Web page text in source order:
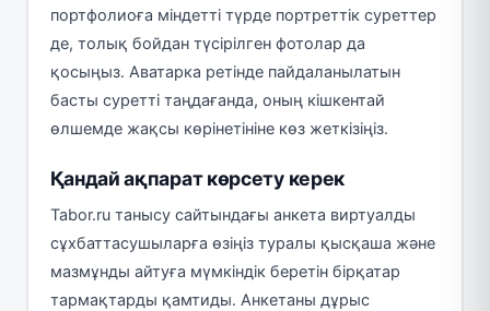
портфолиоға міндетті түрде портреттік суреттер
де, толық бойдан түсірілген фотолар да
қосыңыз. Аватарка ретінде пайдаланылатын
басты суретті таңдағанда, оның кішкентай
өлшемде жақсы көрінетініне көз жеткізіңіз.
Қандай ақпарат көрсету керек
Tabor.ru танысу сайтындағы анкета виртуалды
сұхбаттасушыларға өзіңіз туралы қысқаша және
мазмұнды айтуға мүмкіндік беретін бірқатар
тармақтарды қамтиды. Анкетаны дұрыс